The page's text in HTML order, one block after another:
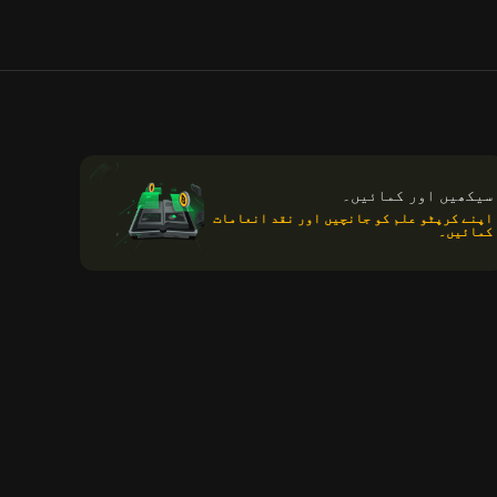
سیکھیں اور کمائیں۔
اپنے کرپٹو علم کو جانچیں اور نقد انعامات
کمائیں۔